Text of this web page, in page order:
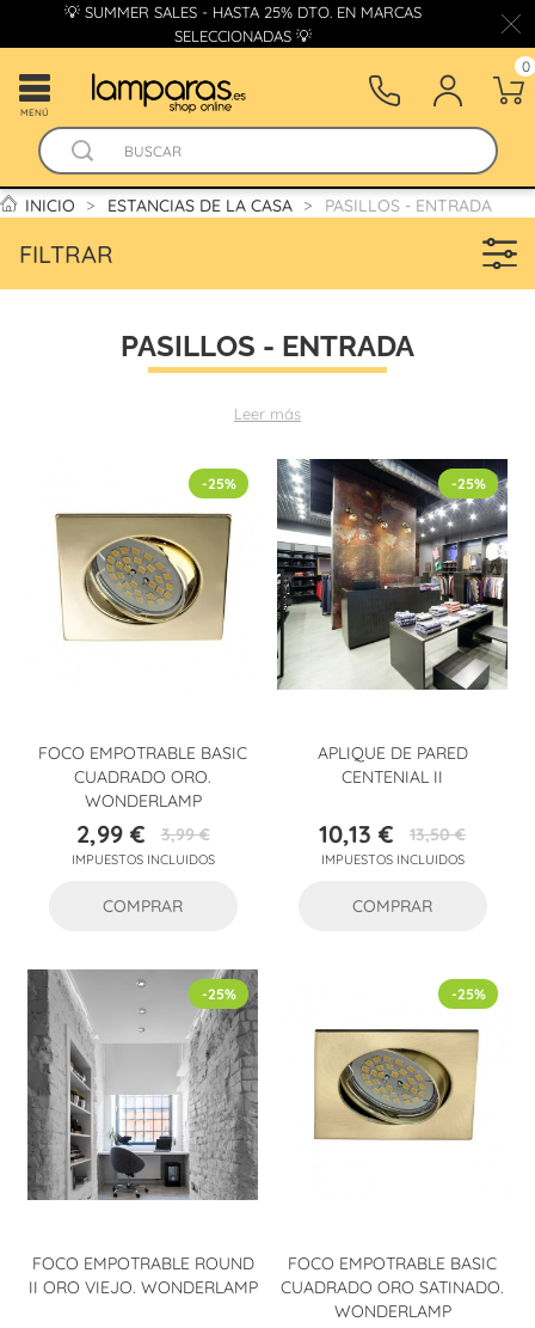
💡 SUMMER SALES - HASTA 25% DTO. EN MARCAS
SELECCIONADAS 💡
MENÚ
0
INICIO ESTANCIAS DE LA CASA PASILLOS - ENTRADA
FILTRAR
PASILLOS - ENTRADA
Leer más
FOCO EMPOTRABLE BASIC
CUADRADO ORO.
WONDERLAMP
Precio
2,99 €Precio
base
3,99 €
IMPUESTOS INCLUIDOS
-25%
COMPRAR
APLIQUE DE PARED
CENTENIAL II
Precio
10,13 €Precio
base
13,50 €
IMPUESTOS INCLUIDOS
-25%
COMPRAR
FOCO EMPOTRABLE ROUND
II ORO VIEJO. WONDERLAMP
-25%
FOCO EMPOTRABLE BASIC
CUADRADO ORO SATINADO.
WONDERLAMP
-25%